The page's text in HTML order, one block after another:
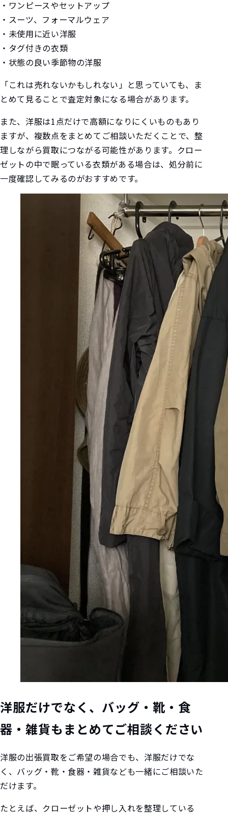
・ワンピースやセットアップ
・スーツ、フォーマルウェア
・未使用に近い洋服
・タグ付きの衣類
・状態の良い季節物の洋服
「これは売れないかもしれない」と思っていても、ま
とめて見ることで査定対象になる場合があります。
また、洋服は1点だけで高額になりにくいものもあり
ますが、複数点をまとめてご相談いただくことで、整
理しながら買取につながる可能性があります。クロー
ゼットの中で眠っている衣類がある場合は、処分前に
一度確認してみるのがおすすめです。
洋服だけでなく、バッグ・靴・食
器・雑貨もまとめてご相談ください
洋服の出張買取をご希望の場合でも、洋服だけでな
く、バッグ・靴・食器・雑貨なども一緒にご相談いた
だけます。
たとえば、クローゼットや押し入れを整理している